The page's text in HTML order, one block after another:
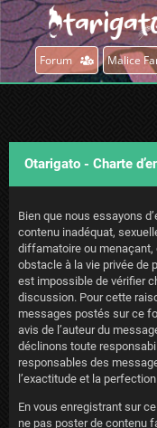
Forum Malice
Otarigato - Charte
Bien que nous essayons
contenu inadéquat,
diffamatoire ou menaçant,
obstacle à la vie privée de
est impossible de vérifier
discussion. Pour cette
messages postés sur ce
avis de l’auteur du
déclinons toute
responsables des
l’exactitude et la
En vous enregistrant sur
ne pas poster de contenu